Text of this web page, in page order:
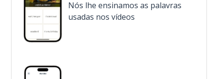
Nós lhe ensinamos as palavras
usadas nos vídeos